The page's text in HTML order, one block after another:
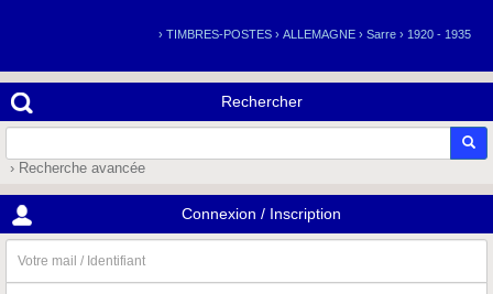
› TIMBRES-POSTES › ALLEMAGNE › Sarre › 1920 - 1935
Rechercher
› Recherche avancée
Connexion / Inscription
mail
/